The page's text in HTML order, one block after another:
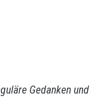
Gedanken und